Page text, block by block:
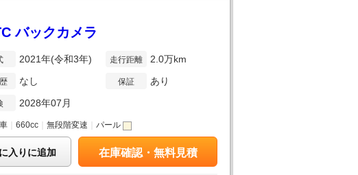
バックカメラ
2021年(令和3年)
なし
2028年07月
走行距離 2.0万km
保証 あり
660cc 無段階変速 パール
入りに追加 在庫確認・無料見積